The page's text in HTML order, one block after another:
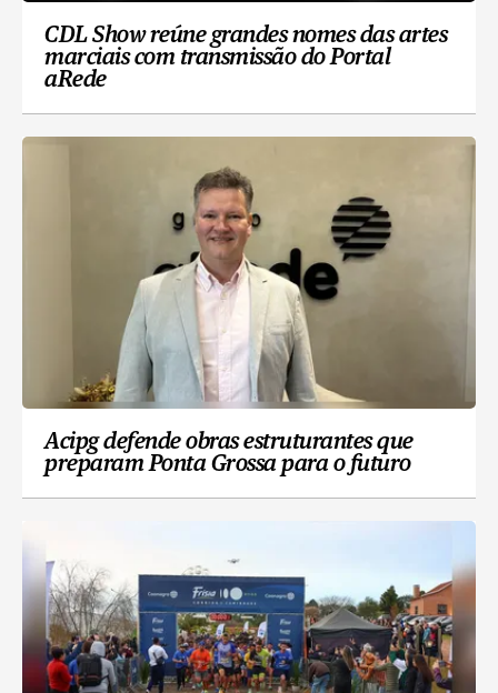
CDL Show reúne grandes nomes das artes
marciais com transmissão do Portal
aRede
Acipg defende obras estruturantes que
preparam Ponta Grossa para o futuro